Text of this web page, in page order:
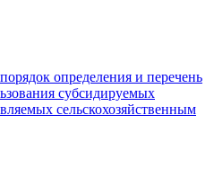
определения и перечень
субсидируемых
сельскохозяйственным